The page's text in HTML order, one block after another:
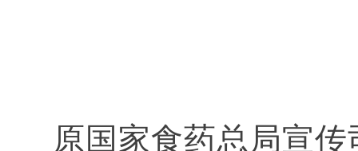
原国家食药总局宣